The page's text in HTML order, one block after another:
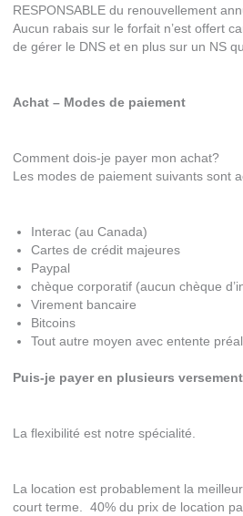
RESPONSABLE du renouvellement
Aucun rabais sur le forfait n’est offert
de gérer le DNS et en plus sur un NS
Achat – Modes de paiement
Comment dois-je payer mon achat?
Les modes de paiement suivants sont
Interac (au Canada)
Cartes de crédit majeures
Paypal
chèque corporatif (aucun chèque
Virement bancaire
Bitcoins
Tout autre moyen avec entente
Puis-je payer en plusieurs
La flexibilité est notre spécialité.
La location est probablement la
court terme. 40% du prix de location